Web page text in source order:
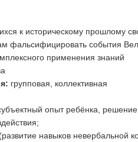
к историческому прошлому
фальсифицировать события
применения знаний
групповая, коллективная
опыт ребёнка,
навыков невербальной